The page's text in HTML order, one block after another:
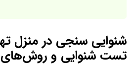
شنوایی سنجی در منزل
تست شنوایی و